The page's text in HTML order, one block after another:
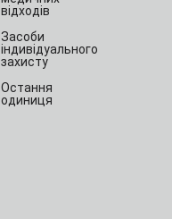
відходів
Засоби
індивідуального
захисту
Остання
одиниця